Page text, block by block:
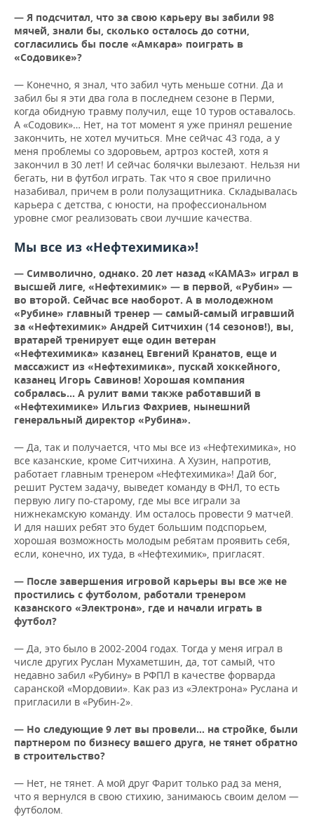
— Я подсчитал, что за свою карьеру вы забили 98
мячей, знали бы, сколько осталось до сотни,
согласились бы после «Амкара» поиграть в
«Содовике»?
— Конечно, я знал, что забил чуть меньше сотни. Да и
забил бы я эти два гола в последнем сезоне в Перми,
когда обидную травму получил, еще 10 туров оставалось.
А «Содовик»… Нет, на тот момент я уже принял решение
закончить, не хотел мучиться. Мне сейчас 43 года, а у
меня проблемы со здоровьем, артроз костей, хотя я
закончил в 30 лет! И сейчас болячки вылезают. Нельзя ни
бегать, ни в футбол играть. Так что я свое прилично
назабивал, причем в роли полузащитника. Складывалась
карьера с детства, с юности, на профессиональном
уровне смог реализовать свои лучшие качества.
Мы все из «Нефтехимика»!
— Символично, однако. 20 лет назад «КАМАЗ» играл в
высшей лиге, «Нефтехимик» — в первой, «Рубин» —
во второй. Сейчас все наоборот. А в молодежном
«Рубине» главный тренер — самый-самый игравший
за «Нефтехимик» Андрей Ситчихин (14 сезонов!), вы,
вратарей тренирует еще один ветеран
«Нефтехимика» казанец Евгений Кранатов, еще и
массажист из «Нефтехимика», пускай хоккейного,
казанец Игорь Савинов! Хорошая компания
собралась… А рулит вами также работавший в
«Нефтехимике» Ильгиз Фахриев, нынешний
генеральный директор «Рубина».
— Да, так и получается, что мы все из «Нефтехимика», но
все казанские, кроме Ситчихина. А Хузин, напротив,
работает главным тренером «Нефтехимика»! Дай бог,
решит Рустем задачу, выведет команду в ФНЛ, то есть
первую лигу по-старому, где мы все играли за
нижнекамскую команду. Им осталось провести 9 матчей.
И для наших ребят это будет большим подспорьем,
хорошая возможность молодым ребятам проявить себя,
если, конечно, их туда, в «Нефтехимик», пригласят.
— После завершения игровой карьеры вы все же не
простились с футболом, работали тренером
казанского «Электрона», где и начали играть в
футбол?
— Да, это было в 2002-2004 годах. Тогда у меня играл в
числе других Руслан Мухаметшин, да, тот самый, что
недавно забил «Рубину» в РФПЛ в качестве форварда
саранской «Мордовии». Как раз из «Электрона» Руслана и
пригласили в «Рубин-2».
— Но следующие 9 лет вы провели… на стройке, были
партнером по бизнесу вашего друга, не тянет обратно
в строительство?
— Нет, не тянет. А мой друг Фарит только рад за меня,
что я вернулся в свою стихию, занимаюсь своим делом —
футболом.